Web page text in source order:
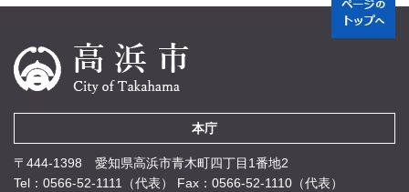
本庁
〒444-1398 愛知県高浜市青木町四丁目1番地2
Tel：0566-52-1111（代表）
Fax：0566-52-1110（代表）